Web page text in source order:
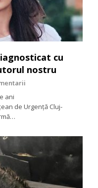
cu
nostru
ani
de Urgență Cluj-